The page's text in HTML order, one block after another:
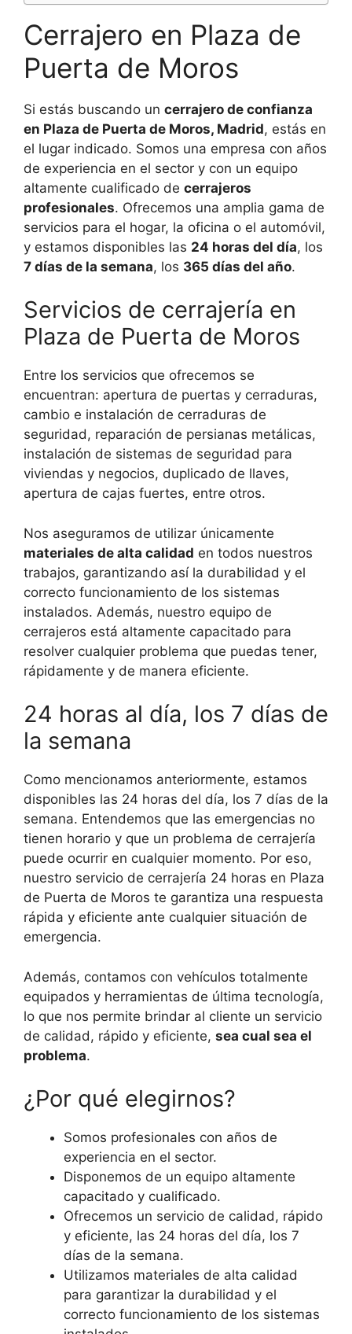
Cerrajero en Plaza de
Puerta de Moros
Si estás buscando un cerrajero de confianza
en Plaza de Puerta de Moros, Madrid, estás en
el lugar indicado. Somos una empresa con años
de experiencia en el sector y con un equipo
altamente cualificado de cerrajeros
profesionales. Ofrecemos una amplia gama de
servicios para el hogar, la oficina o el automóvil,
y estamos disponibles las 24 horas del día, los
7 días de la semana, los 365 días del año.
Servicios de cerrajería en
Plaza de Puerta de Moros
Entre los servicios que ofrecemos se
encuentran: apertura de puertas y cerraduras,
cambio e instalación de cerraduras de
seguridad, reparación de persianas metálicas,
instalación de sistemas de seguridad para
viviendas y negocios, duplicado de llaves,
apertura de cajas fuertes, entre otros.
Nos aseguramos de utilizar únicamente
materiales de alta calidad en todos nuestros
trabajos, garantizando así la durabilidad y el
correcto funcionamiento de los sistemas
instalados. Además, nuestro equipo de
cerrajeros está altamente capacitado para
resolver cualquier problema que puedas tener,
rápidamente y de manera eficiente.
24 horas al día, los 7 días de
la semana
Como mencionamos anteriormente, estamos
disponibles las 24 horas del día, los 7 días de la
semana. Entendemos que las emergencias no
tienen horario y que un problema de cerrajería
puede ocurrir en cualquier momento. Por eso,
nuestro servicio de cerrajería 24 horas en Plaza
de Puerta de Moros te garantiza una respuesta
rápida y eficiente ante cualquier situación de
emergencia.
Además, contamos con vehículos totalmente
equipados y herramientas de última tecnología,
lo que nos permite brindar al cliente un servicio
de calidad, rápido y eficiente, sea cual sea el
problema.
¿Por qué elegirnos?
Somos profesionales con años de
experiencia en el sector.
Disponemos de un equipo altamente
capacitado y cualificado.
Ofrecemos un servicio de calidad, rápido
y eficiente, las 24 horas del día, los 7
días de la semana.
Utilizamos materiales de alta calidad
para garantizar la durabilidad y el
correcto funcionamiento de los sistemas